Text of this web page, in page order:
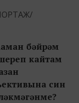
бәйрәм
кайтам
син